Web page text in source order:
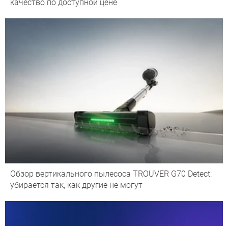
качество по доступной цене
Обзор вертикального пылесоса TROUVER G70 Detect:
убирается так, как другие не могут